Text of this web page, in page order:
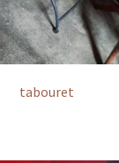
tabouret